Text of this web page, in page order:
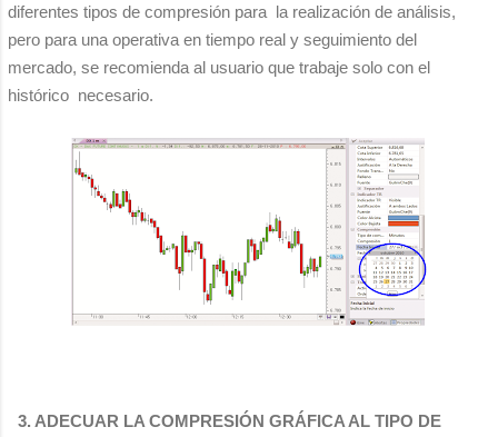
diferentes tipos de compresión para la realización de análisis,
pero para una operativa en tiempo real y seguimiento del
mercado, se recomienda al usuario que trabaje solo con el
histórico necesario.
3. ADECUAR LA COMPRESIÓN GRÁFICA AL TIPO DE